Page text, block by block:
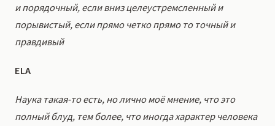
и порядочный, если вниз целеустремсленный и
порывистый, если прямо четко прямо то точный и
правдивый
ЕLA
Наука такая-то есть, но лично моё мнение, что это
полный блуд, тем более, что иногда характер человека